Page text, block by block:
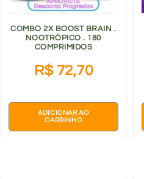
COMBO 2X BOOST BRAIN .
NOOTRÓPICO . 180
COMPRIMIDOS
R$72,70
ADICIONAR AO
CARRINHO